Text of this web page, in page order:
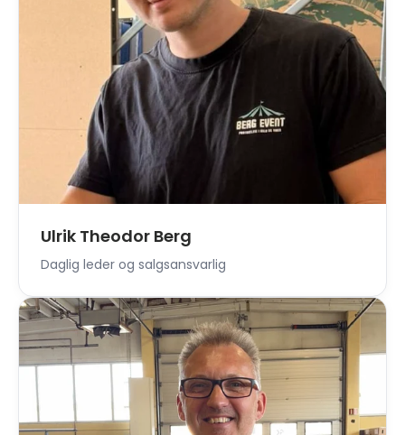
Ulrik Theodor Berg
Daglig leder og salgsansvarlig